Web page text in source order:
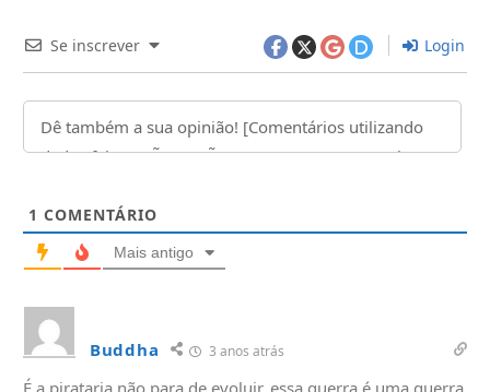
Se inscrever Login
1 COMENTÁRIO
Mais antigo
Buddha 3 anos atrás
É a pirataria não para de evoluir, essa guerra é uma guerra